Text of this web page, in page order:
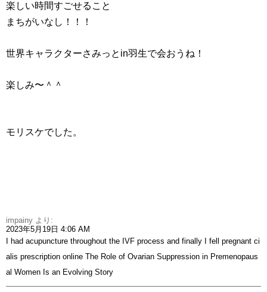
楽しい時間すごせること
まちがいなし！！！
世界キャラクターさみっとin羽生で会おうね！
楽しみ〜＾＾
モリスケでした。
impainy より:
2023年5月19日 4:06 AM
I had acupuncture throughout the IVF process and finally I fell pregnant ci
alis prescription online The Role of Ovarian Suppression in Premenopaus
al Women Is an Evolving Story